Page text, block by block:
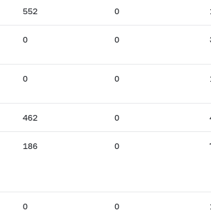
552 0
0 0
0 0
462 0
186 0
0 0